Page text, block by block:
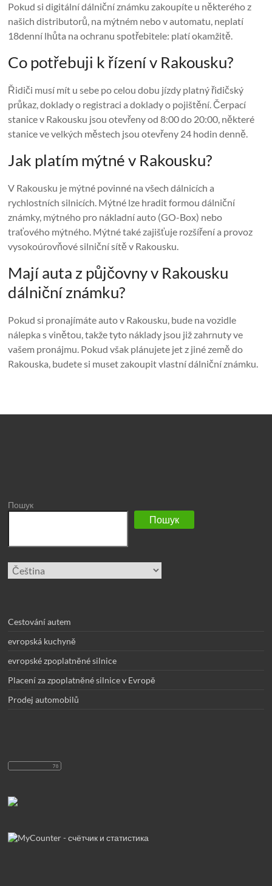
Pokud si digitální dálniční známku zakoupíte u některého z
našich distributorů, na mýtném nebo v automatu, neplatí
18denní lhůta na ochranu spotřebitele: platí okamžitě.
Co potřebuji k řízení v Rakousku?
Řidiči musí mít u sebe po celou dobu jízdy platný řidičský
průkaz, doklady o registraci a doklady o pojištění. Čerpací
stanice v Rakousku jsou otevřeny od 8:00 do 20:00, některé
stanice ve velkých městech jsou otevřeny 24 hodin denně.
Jak platím mýtné v Rakousku?
V Rakousku je mýtné povinné na všech dálnicích a
rychlostních silnicích. Mýtné lze hradit formou dálniční
známky, mýtného pro nákladní auto (GO-Box) nebo
traťového mýtného. Mýtné také zajišťuje rozšíření a provoz
vysokoúrovňové silniční sítě v Rakousku.
Mají auta z půjčovny v Rakousku
dálniční známku?
Pokud si pronajímáte auto v Rakousku, bude na vozidle
nálepka s vinětou, takže tyto náklady jsou již zahrnuty ve
vašem pronájmu. Pokud však plánujete jet z jiné země do
Rakouska, budete si muset zakoupit vlastní dálniční známku.
Пошук
Пошук
Zvolte
jazyk
Cestování autem
evropská kuchyně
evropské zpoplatněné silnice
Placení za zpoplatněné silnice v Evropě
Prodej automobilů